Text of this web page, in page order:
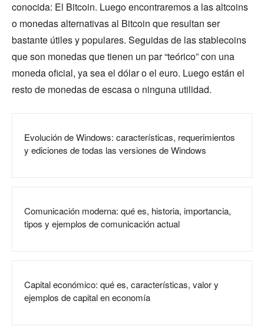
conocida: El Bitcoin. Luego encontraremos a las altcoins
o monedas alternativas al Bitcoin que resultan ser
bastante útiles y populares. Seguidas de las stablecoins
que son monedas que tienen un par “teórico” con una
moneda oficial, ya sea el dólar o el euro. Luego están el
resto de monedas de escasa o ninguna utilidad.
Evolución de Windows: características, requerimientos
y ediciones de todas las versiones de Windows
Comunicación moderna: qué es, historia, importancia,
tipos y ejemplos de comunicación actual
Capital económico: qué es, características, valor y
ejemplos de capital en economía